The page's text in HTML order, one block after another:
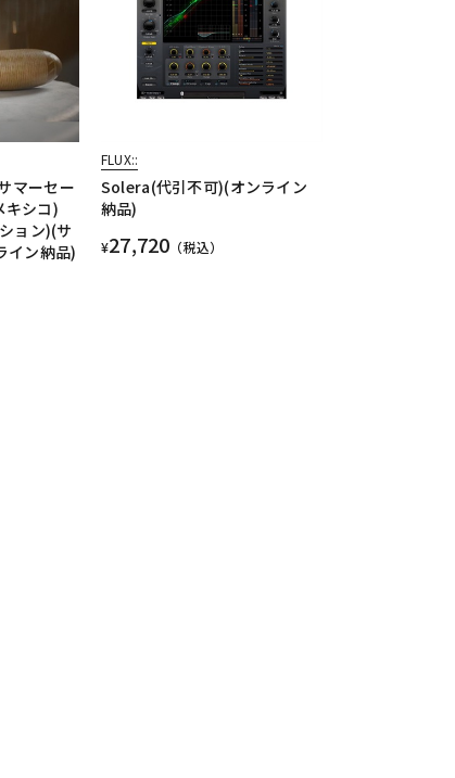
マーセー
シコ)
ョン)(サ
イン納品)
FLUX::
Solera(代引不可)(オンライン
納品)
¥27,720 （税込）